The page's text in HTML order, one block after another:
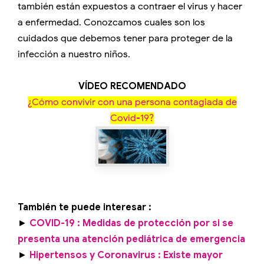
también están expuestos a contraer el virus y hacer
a enfermedad. Conozcamos cuales son los
cuidados que debemos tener para proteger de la
infección a nuestro niños.
VÍDEO RECOMENDADO
¿Cómo convivir con una persona contagiada de
Covid-19?
También te puede interesar :
► COVID-19 : Medidas de protección por si se
presenta una atención pediátrica de emergencia
► Hipertensos y Coronavirus : Existe mayor